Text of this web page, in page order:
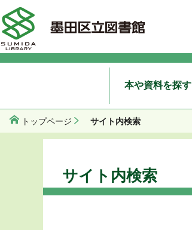
本や資料を探す
トップページ サイト内検索
サイト内検索